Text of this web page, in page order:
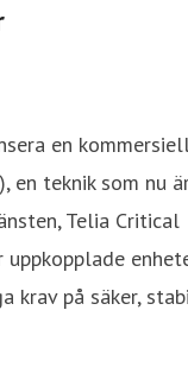
en
en teknik som nu
Telia Critical
krav på säker,